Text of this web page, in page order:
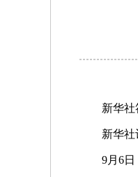
新华
新华
9月6